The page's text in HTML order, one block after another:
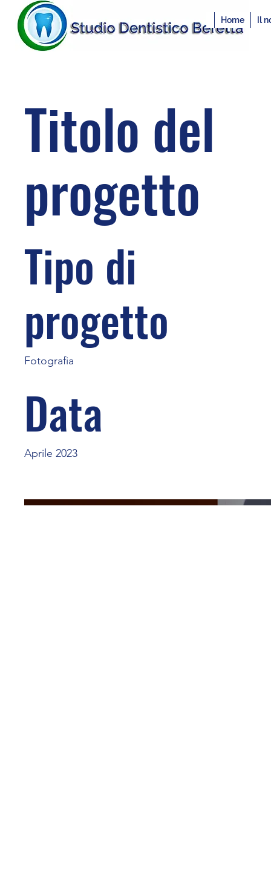
Home Il
Titolo del
progetto
Tipo di
progetto
Fotografia
Data
Aprile 2023